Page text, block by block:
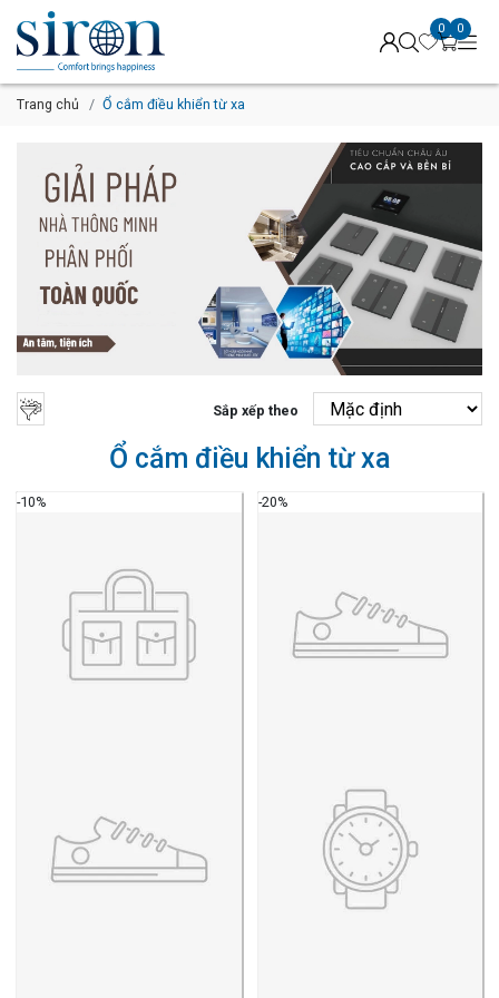
0 0
Trang chủ Ổ cắm điều khiển từ xa
Sắp xếp theo
Ổ cắm điều khiển từ xa
-10% -20%